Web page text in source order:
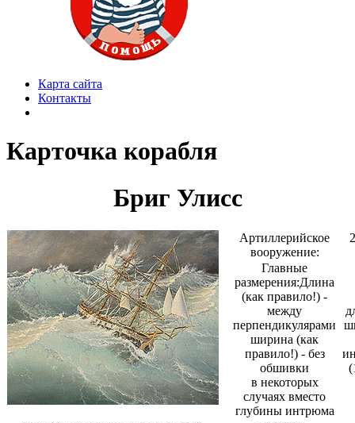
Карта сайта
Контакты
Карточка корабля
Бриг Улисс
Артиллерийское
вооружение:
Главные
размерения:Длина
(как правило!) -
между
перпендикулярами
ширина (как
правило!) - без
обшивки
в некоторых
случаях вместо
глубины интрюма